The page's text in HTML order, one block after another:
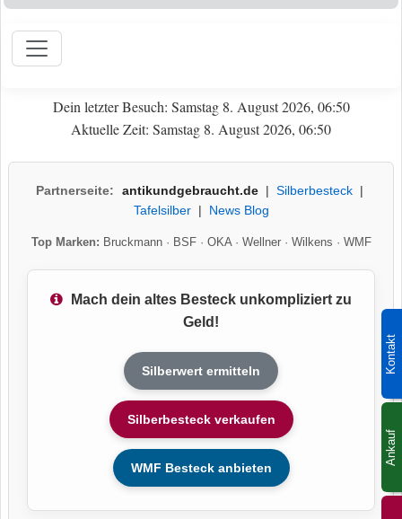
Kontakt
Ankauf
Dein letzter Besuch: Samstag 8. August 2026, 06:50
Aktuelle Zeit: Samstag 8. August 2026, 06:50
Partnerseite: antikundgebraucht.de| Silberbesteck|
Tafelsilber| News Blog
Top Marken: Bruckmann· BSF· OKA· Wellner· Wilkens · WMF
Mach dein altes Besteck unkompliziert zu
Geld!
Silberwert ermitteln
Silberbesteck verkaufen
WMF Besteck anbieten